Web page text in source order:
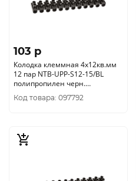
103 p
Колодка клеммная 4х12кв.мм
12 пар NTB-UPP-S12-15/BL
полипропилен черн.
NAVIGATOR 71014
Код товара: 097792